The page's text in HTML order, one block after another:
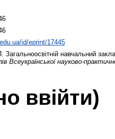
id/eprint/17445
Загальноосвітній навчальний
Всеукраїнської науково-
ввійти)